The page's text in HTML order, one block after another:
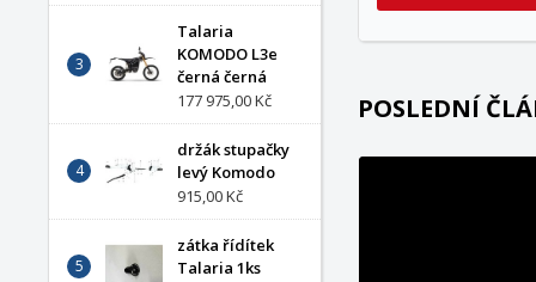
Talaria
KOMODO L3e
černá černá
177 975,00 Kč
držák stupačky
levý Komodo
915,00 Kč
zátka řídítek
Talaria 1ks
POSLEDNÍ